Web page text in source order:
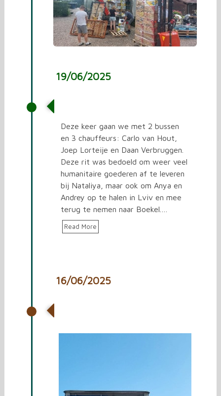
19/06/2025
Deze keer gaan we met 2 bussen
en 3 chauffeurs: Carlo van Hout,
Joep Lorteije en Daan Verbruggen.
Deze rit was bedoeld om weer veel
humanitaire goederen af te leveren
bij Nataliya, maar ook om Anya en
Andrey op te halen in Lviv en mee
terug te nemen naar Boekel.…
Read More
16/06/2025